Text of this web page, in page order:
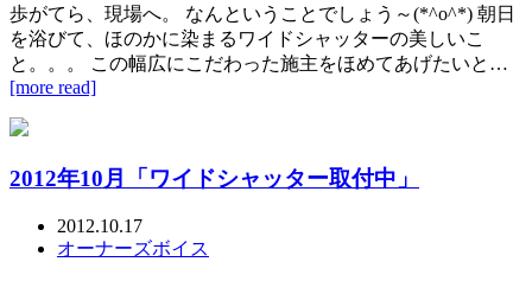
歩がてら、現場へ。 なんということでしょう～(*^o^*) 朝日
を浴びて、ほのかに染まるワイドシャッターの美しいこ
と。。。 この幅広にこだわった施主をほめてあげたいと…
[more read]
2012年10月「ワイドシャッター取付中」
2012.10.17
オーナーズボイス